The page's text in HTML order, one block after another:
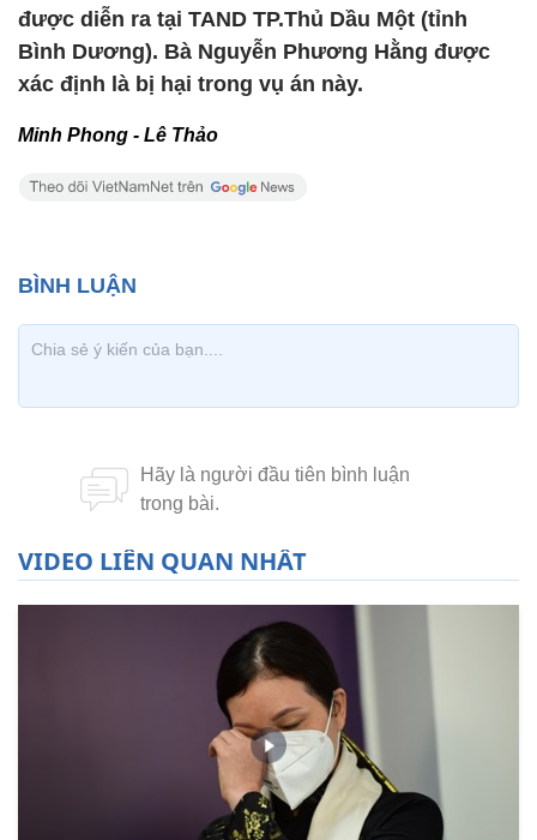
được diễn ra tại TAND TP.Thủ Dầu Một (tỉnh
Bình Dương). Bà Nguyễn Phương Hằng được
xác định là bị hại trong vụ án này.
Minh Phong - Lê Thảo
VIDEO LIÊN QUAN NHẤT